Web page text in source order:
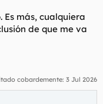
más, cualquiera
de que me va
cobardemente: 3 Jul 2026